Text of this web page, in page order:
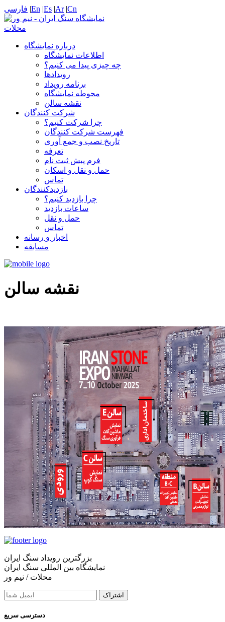
فارسی |En |Es |Ar|Cn
درباره نمایشگاه
اطلاعات نمایشگاه
چه چیزی پیدا می کنیم؟
رویدادها
برنامه رویداد
محوطه نمایشگاه
نقشه سالن
شرکت کنندگان
چرا شرکت کنیم؟
فهرست شرکت کنندگان
تاریخ نصب و جمع آوری
تعرفه
فرم پبش ثبت نام
حمل و نقل و اسکان
تماس
بازدیدکنندگان
چرا بازدید کنیم؟
ساعات بازدید
حمل و نقل
تماس
اخبار و رسانه
مسابقه
نقشه سالن
بزرگترین رویداد سنگ ایران
نمایشگاه بین المللی سنگ ایران
محلات / نیم ور
اشتراک
دسترسی سریع